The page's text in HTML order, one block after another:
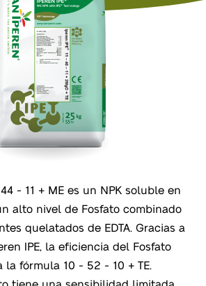
- 11 + ME es un NPK soluble en
alto nivel de Fosfato combinado
quelatados de EDTA. Gracias a
IPE, la eficiencia del Fosfato
la fórmula 10 - 52 - 10 + TE.